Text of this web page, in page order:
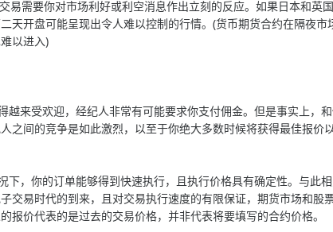
需要你对市场利好或利空消息作出立刻的反应。如果日本和英
天开盘可能呈现出令人难以控制的行情。(货币期货合约在隔夜
以进入)
来受欢迎，经纪人非常有可能要求你支付佣金。但是事实上，
之间的竞争是如此激烈，以至于你绝大多数时候将获得最佳报价
，你的订单能够得到快速执行，且执行价格具有确定性。与此
交易时代的到来，且对交易执行速度的有限保证，期货市场和股
报价代表的是过去的交易价格，并非代表将要填写的合约价格。